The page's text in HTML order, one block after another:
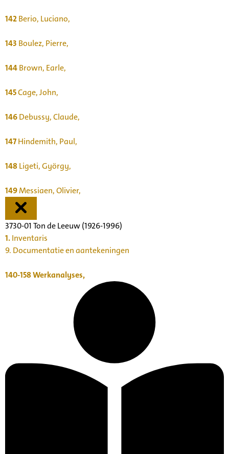
142Berio, Luciano,
143 Boulez, Pierre,
144Brown, Earle,
145Cage, John,
146Debussy, Claude,
147Hindemith, Paul,
148Ligeti, György,
149Messiaen, Olivier,
3730-01 Ton de Leeuw (1926-1996)
1.Inventaris
9. Documentatie en aantekeningen
140-158Werkanalyses,